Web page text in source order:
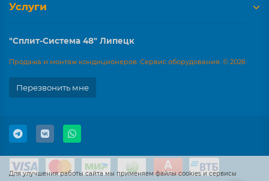
Для улучшения работы сайта мы применяем файлы cookies и сервисы
Услуги
"Сплит-Система 48" Липецк
Продажа и монтаж кондиционеров. Сервис оборудования. © 2026
Перезвонить мне